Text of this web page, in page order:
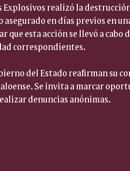
realizó la
en días previos en
esta acción se llevó a cabo
correspondientes.
del Estado reafirman su
Se invita a marcar
denuncias anónimas.